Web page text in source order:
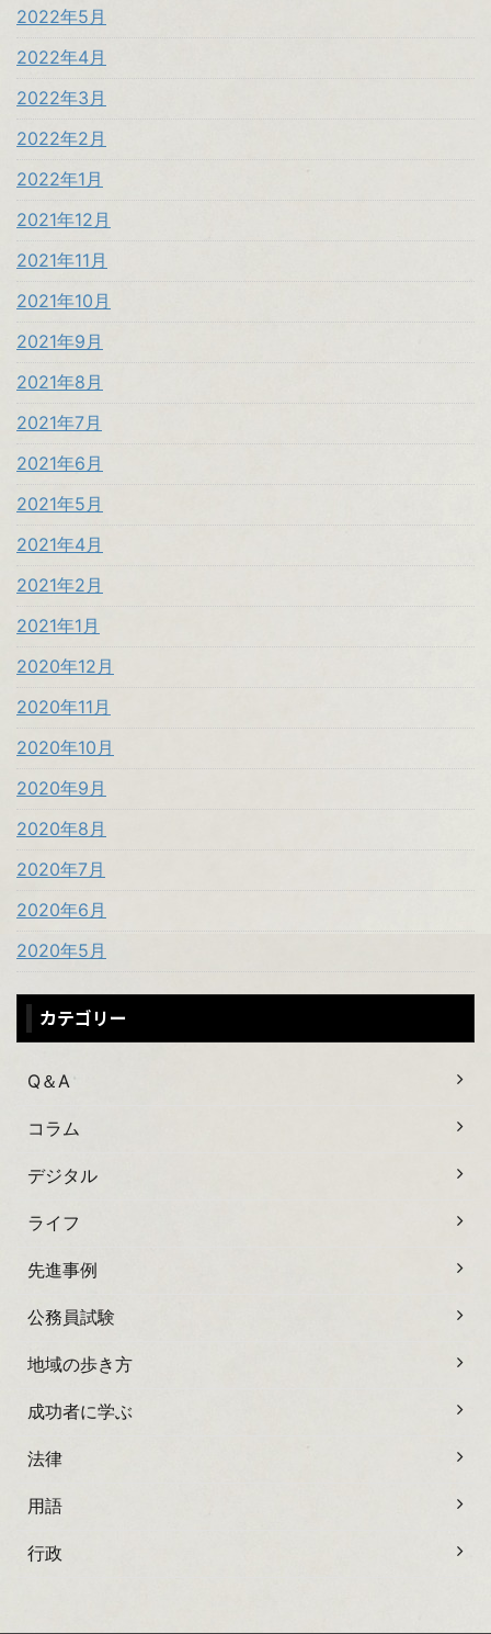
2022年5月
2022年4月
2022年3月
2022年2月
2022年1月
2021年12月
2021年11月
2021年10月
2021年9月
2021年8月
2021年7月
2021年6月
2021年5月
2021年4月
2021年2月
2021年1月
2020年12月
2020年11月
2020年10月
2020年9月
2020年8月
2020年7月
2020年6月
2020年5月
カテゴリー
Q＆A
コラム
デジタル
ライフ
先進事例
公務員試験
地域の歩き方
成功者に学ぶ
法律
用語
行政